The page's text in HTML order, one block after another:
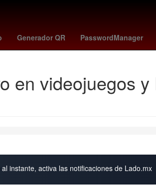
Generador QR PasswordManager
eastwood Agresión Senador sección 22
en videojuegos
instante, activa las notificaciones de Lado.mx